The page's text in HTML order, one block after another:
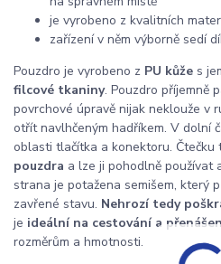
je vyrobeno z kvalitních
zařízení v něm výborně sedí
Pouzdro je vyrobeno z PU kůže s
filcové tkaniny. Pouzdro příjemně
povrchové úpravě nijak neklouže v
otřít navlhčeným hadříkem. V dolní
oblasti tlačítka a konektoru. Čtečku
pouzdra a lze ji pohodlně používat
strana je potažena semišem, který
zavřené stavu. Nehrozí tedy
je ideální na cestování a
rozměrům a hmotnosti.